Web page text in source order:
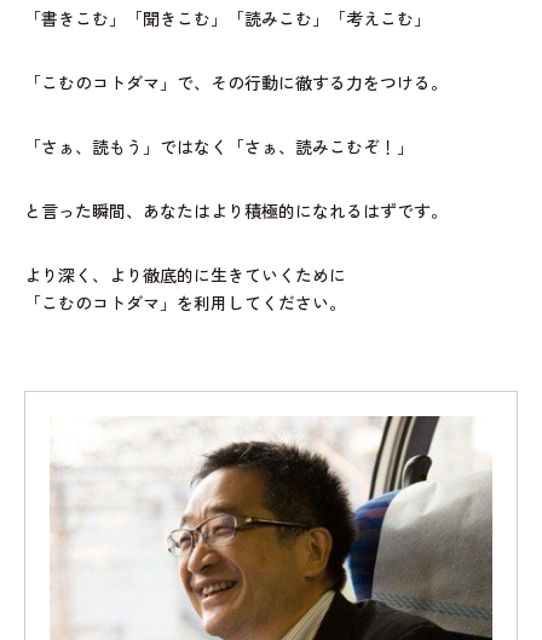
「書きこむ」「聞きこむ」「読みこむ」「考えこむ」
「こむのコトダマ」で、その行動に徹する力をつける。
「さぁ、読もう」ではなく「さぁ、読みこむぞ！」
と言った瞬間、あなたはより積極的になれるはずです。
より深く、より徹底的に生きていくために
「こむのコトダマ」を利用してください。